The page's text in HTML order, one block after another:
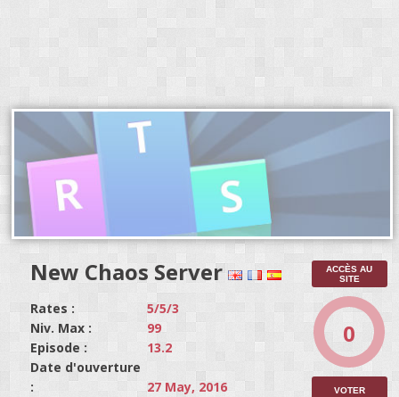
New Chaos Server
Rates :
5/5/3
Niv. Max :
99
Episode :
13.2
Date d'ouverture
:
27 May, 2016
ACCÈS AU
SITE
0
VOTER